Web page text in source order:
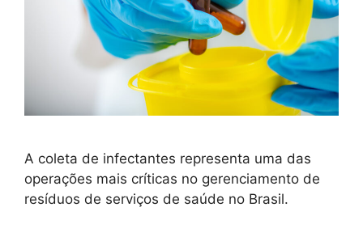
A coleta de infectantes representa uma das
operações mais críticas no gerenciamento de
resíduos de serviços de saúde no Brasil.